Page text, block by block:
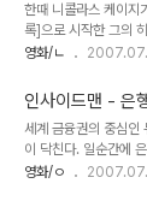
(From 꼬마유령 캐스
사랑을 받고있는 캐릭
어진 CG캐릭터로 4
[쥬라기 공원]에서 최
한때 니콜라스 케이지
록]으로 시작한 그의
셔널 트레져]까지 쉴새
비해 상당히 많은 다
록]시절만큼의 모습을
바로 작품의 선택에
경우는 최근들어 실망
최근에 개봉한 [고스
영화/ㄴ
인사이드맨 - 은
세계 금융권의 중심인
이 닥친다. 일순간에
질 모두에게 똑같은 옷
영화/ㅇ